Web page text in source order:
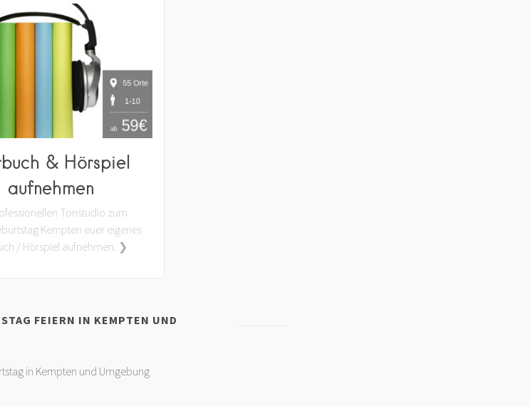
& Hörspiel
aufnehmen
Tonstudio zum
Kempten euer eigenes
/ Hörspiel aufnehmen. ❯
FEIERN IN KEMPTEN UND
in Kempten und Umgebung